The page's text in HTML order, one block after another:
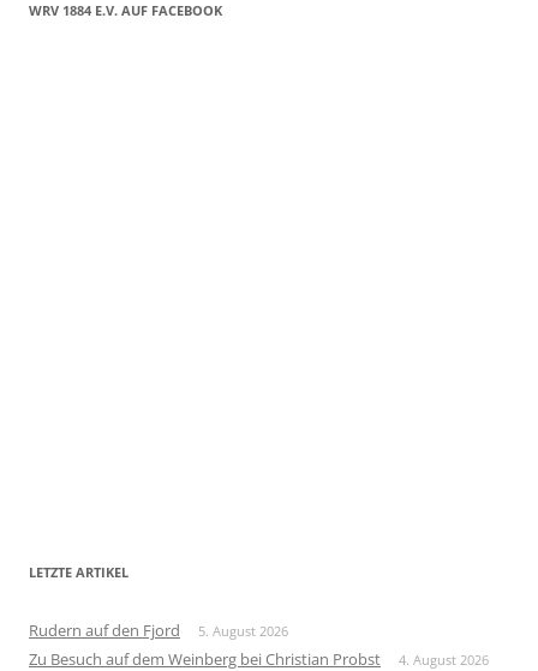
WRV 1884 E.V. AUF FACEBOOK
LETZTE ARTIKEL
Rudern auf den Fjord 5. August 2026
Zu Besuch auf dem Weinberg bei Christian Probst 4. August 2026